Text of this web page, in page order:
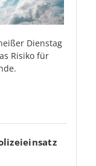
Dienstag
Risiko für